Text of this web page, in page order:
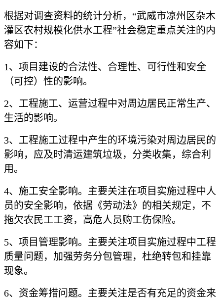
根据对调查资料的统计分析， “武威市凉州区杂木
灌区农村规模化供水工程”社会稳定重点关注的内
容如下：
1、项目建设的合法性、合理性、可行性和安全
（可控）性的影响。
2、工程施工、运营过程中对周边居民正常生产、
生活的影响。
3、工程施工过程中产生的环境污染对周边居民的
影响，应及时清运建筑垃圾，分类收集，综合利
用。
4、施工安全影响。主要关注在项目实施过程中人
员的安全影响，依据《劳动法》的相关规定，不
拖欠农民工工资，高危人员购工伤保险。
5、项目管理影响。主要关注项目实施过程中工程
质量问题，加强劳务分包管理，杜绝转包和挂靠
现象。
6、资金筹措问题。主要关注是否有充足的资金来